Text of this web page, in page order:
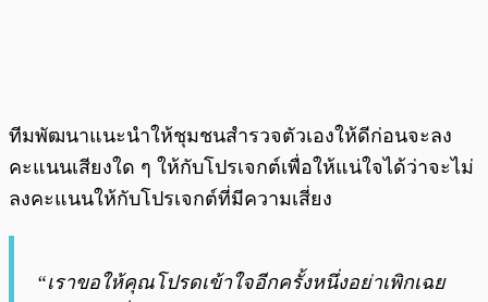
ทีมพัฒนาแนะนำให้ชุมชนสำรวจตัวเองให้ดีก่อนจะลง
คะแนนเสียงใด ๆ ให้กับโปรเจกต์เพื่อให้แน่ใจได้ว่าจะไม่
ลงคะแนนให้กับโปรเจกต์ที่มีความเสี่ยง
“เราขอให้คุณโปรดเข้าใจอีกครั้งหนึ่งอย่าเพิกเฉย